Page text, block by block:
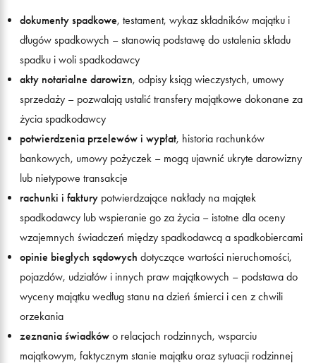
dokumenty spadkowe, testament, wykaz składników majątku i
długów spadkowych – stanowią podstawę do ustalenia składu
spadku i woli spadkodawcy
akty notarialne darowizn, odpisy ksiąg wieczystych, umowy
sprzedaży – pozwalają ustalić transfery majątkowe dokonane za
życia spadkodawcy
potwierdzenia przelewów i wypłat, historia rachunków
bankowych, umowy pożyczek – mogą ujawnić ukryte darowizny
lub nietypowe transakcje
rachunki i faktury potwierdzające nakłady na majątek
spadkodawcy lub wspieranie go za życia – istotne dla oceny
wzajemnych świadczeń między spadkodawcą a spadkobiercami
opinie biegłych sądowych dotyczące wartości nieruchomości,
pojazdów, udziałów i innych praw majątkowych – podstawa do
wyceny majątku według stanu na dzień śmierci i cen z chwili
orzekania
zeznania świadków o relacjach rodzinnych, wsparciu
majątkowym, faktycznym stanie majątku oraz sytuacji rodzinnej